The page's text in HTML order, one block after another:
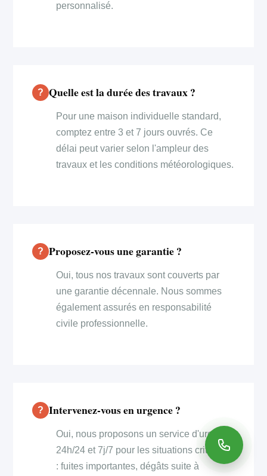
personnalisé.
Quelle est la durée des travaux ?
Pour une maison individuelle standard,
comptez entre 3 et 7 jours ouvrés. Ce
délai peut varier selon l'ampleur des
travaux et les conditions météorologiques.
Proposez-vous une garantie ?
Oui, tous nos travaux sont couverts par
une garantie décennale. Nous sommes
également assurés en responsabilité
civile professionnelle.
Intervenez-vous en urgence ?
Oui, nous proposons un service d'urgence
24h/24 et 7j/7 pour les situations critiques
: fuites importantes, dégâts suite à